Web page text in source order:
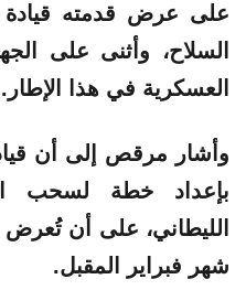
على عرض قدمته قيادة
السلاح، وأثنى على
العسكرية في هذا الإطار.
وأشار مرقص إلى أن
بإعداد خطة لسحب
الليطاني، على أن
شهر فبراير المقبل.